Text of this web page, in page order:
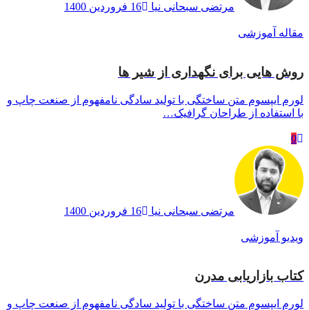
مرتضی سبحانی نیا 16 فروردین 1400
مقاله آموزشی
روش هایی برای نگهداری از شیر ها
لورم ایپسوم متن ساختگی با تولید سادگی نامفهوم از صنعت چاپ و
با استفاده از طراحان گرافیک…
0
مرتضی سبحانی نیا 16 فروردین 1400
ویدیو آموزشی
کتاب بازاریابی مدرن
لورم ایپسوم متن ساختگی با تولید سادگی نامفهوم از صنعت چاپ و